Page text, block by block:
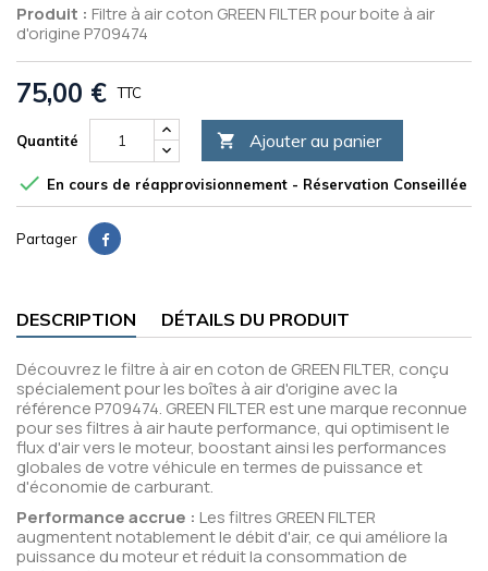
Produit : Filtre à air coton GREEN FILTER pour boite à air
d'origine P709474
75,00 € TTC
Quantité  Ajouter au panier
 En cours de réapprovisionnement - Réservation Conseillée
Partager
DESCRIPTION DÉTAILS DU PRODUIT
Découvrez le filtre à air en coton de GREEN FILTER, conçu
spécialement pour les boîtes à air d'origine avec la
référence P709474. GREEN FILTER est une marque reconnue
pour ses filtres à air haute performance, qui optimisent le
flux d'air vers le moteur, boostant ainsi les performances
globales de votre véhicule en termes de puissance et
d'économie de carburant.
Performance accrue : Les filtres GREEN FILTER
augmentent notablement le débit d'air, ce qui améliore la
puissance du moteur et réduit la consommation de